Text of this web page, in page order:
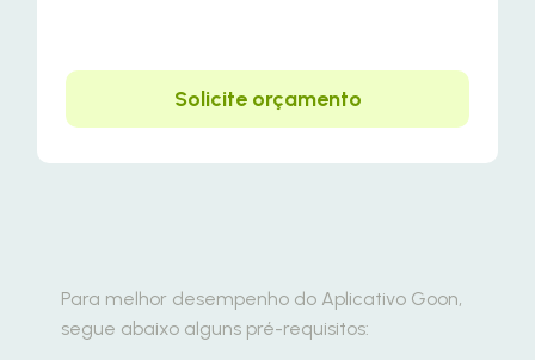
Solicite orçamento
Para melhor desempenho do Aplicativo Goon,
segue abaixo alguns pré-requisitos: